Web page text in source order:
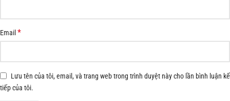
Email*
Lưu tên của tôi, email, và trang web trong trình duyệt này cho lần bình luận kế
tiếp của tôi.